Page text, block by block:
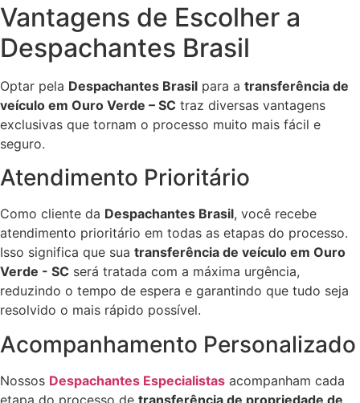
Vantagens de Escolher a
Despachantes Brasil
Optar pela Despachantes Brasil para a transferência de
veículo em Ouro Verde – SC traz diversas vantagens
exclusivas que tornam o processo muito mais fácil e
seguro.
Atendimento Prioritário
Como cliente da Despachantes Brasil, você recebe
atendimento prioritário em todas as etapas do processo.
Isso significa que sua transferência de veículo em Ouro
Verde - SC será tratada com a máxima urgência,
reduzindo o tempo de espera e garantindo que tudo seja
resolvido o mais rápido possível.
Acompanhamento Personalizado
Nossos Despachantes Especialistas acompanham cada
etapa do processo de transferência de propriedade de